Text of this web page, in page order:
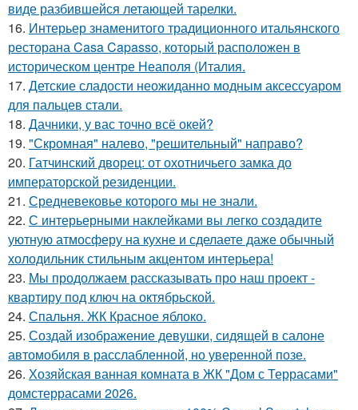
виде разбившейся летающей тарелки.
16. Интерьер знаменитого традиционного итальянского
ресторана Casa Capasso, который расположен в
историческом центре Неаполя (Италия.
17. Детские сладости неожиданно модным аксессуаром
для пальцев стали.
18. Дачники, у вас точно всё окей?
19. "Скромная" налево, "решительный" направо?
20. Гатчинский дворец: от охотничьего замка до
императорской резиденции.
21. Средневековье которого мы не знали.
22. С интерьерными наклейками вы легко создадите
уютную атмосферу на кухне и сделаете даже обычный
холодильник стильным акцентом интерьера!
23. Мы продолжаем рассказывать про наш проект -
квартиру под ключ на октябрьской.
24. Спальня. ЖК Красное яблоко.
25. Создай изображение девушки, сидящей в салоне
автомобиля в расслабленной, но уверенной позе.
26. Хозяйская ванная комната в ЖК "Дом с Террасами"
домстеррасами 2026.